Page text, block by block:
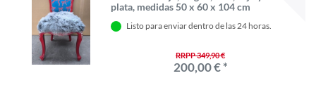
plata, medidas 50 x 60 x 104 cm
Listo para enviar dentro de las 24 horas.
RRPP 349,90 €
200,00 € *